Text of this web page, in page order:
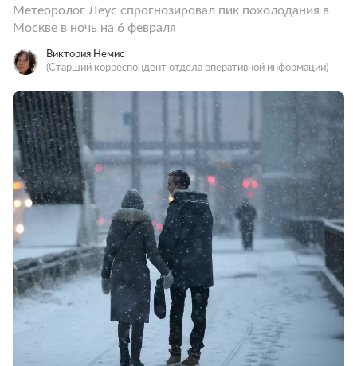
Метеоролог Леус спрогнозировал пик похолодания в
Москве в ночь на 6 февраля
Виктория Немис
(Старший корреспондент отдела оперативной информации)